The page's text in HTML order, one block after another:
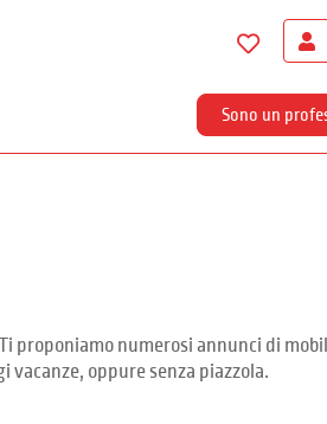
Sono un
proponiamo numerosi annunci di
vacanze, oppure senza piazzola.